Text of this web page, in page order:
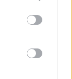
se uskuteční 9.